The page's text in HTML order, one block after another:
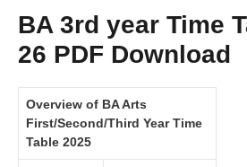
BA 3rd year Time
26 PDF Download
Overview of BA Arts
First/Second/Third Year Time
Table 2025